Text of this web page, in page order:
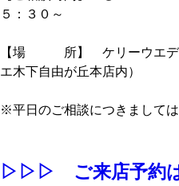
５：３０～
【場 所】 ケリーウエディ
エ木下自由が丘本店内）
※平日のご相談につきまして
▷▷▷ ご来店予約